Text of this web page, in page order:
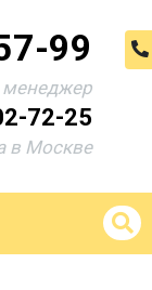
99
72-25
в Москве